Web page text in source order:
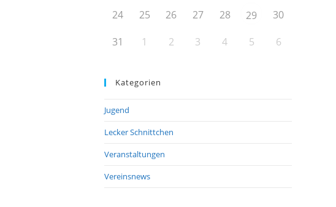
24
25 26 27 28 29
30
31
1 2 3 4 5 6
Kategorien
Jugend
Lecker Schnittchen
Veranstaltungen
Vereinsnews